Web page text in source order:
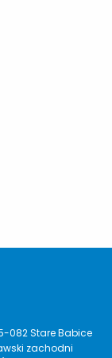
082 Stare Babice
zachodni